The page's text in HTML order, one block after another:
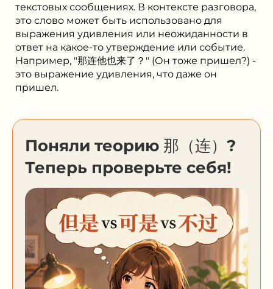
текстовых сообщениях. В контексте разговора,
это слово может быть использовано для
выражения удивления или неожиданности в
ответ на какое-то утверждение или событие.
Например, "那连他也来了？" (Он тоже пришел?) -
это выражение удивления, что даже он
пришел.
Поняли теорию 那（连）?
Теперь проверьте себя!